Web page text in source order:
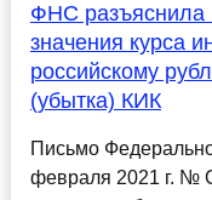
ФНС разъяснила
значения курса
российскому
(убытка) КИК
Письмо
февраля 2021 г. №